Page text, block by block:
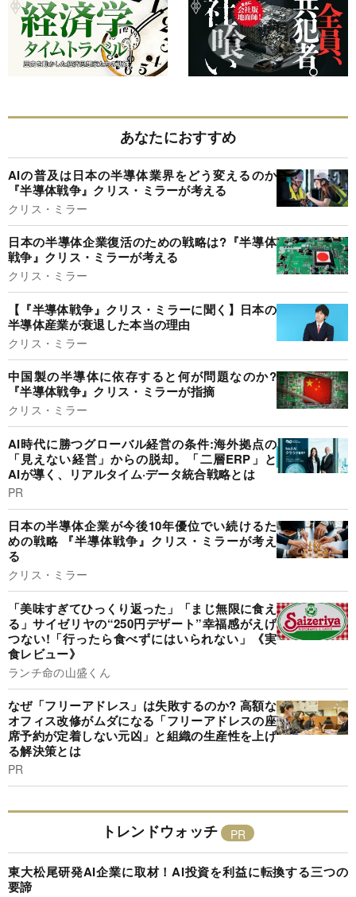
あなたにおすすめ
AIの普及は日本の半導体業界をどう変えるのか
『半導体戦争』クリス・ミラーが考える
クリス・ミラー
日本の半導体企業復活のための戦略は?『半導体
戦争』クリス・ミラーが考える
クリス・ミラー
【『半導体戦争』クリス・ミラーに聞く】日本の
半導体産業が衰退した本当の理由
クリス・ミラー
中国製の半導体に依存すると何が問題なのか?
『半導体戦争』クリス・ミラーが指摘
クリス・ミラー
AI時代に勝つグローバル経営の条件:海外拠点の
「見えない経営」からの脱却。「二層ERP」と
AIが導く、リアルタイム·データ統合戦略とは
PR
日本の半導体企業が今後10年優位でい続けるた
めの戦略 『半導体戦争』クリス・ミラーが考え
る
クリス・ミラー
「美味すぎてひっくり返った」「まじ無限に食え
る」サイゼリヤの“250円デザート”幸福感がえげ
つない!「行ったら食べずにはいられない」《実
食レビュー》
ランチ命の山盛くん
なぜ「フリーアドレス」は失敗するのか? 高額な
オフィス改修がムダになる「フリーアドレスの座
席予約が定着しない元凶」と組織の生産性を上げ
る解決策とは
PR
トレンドウォッチ
東大松尾研発AI企業に取材！AI投資を利益に転換する三つの
要諦